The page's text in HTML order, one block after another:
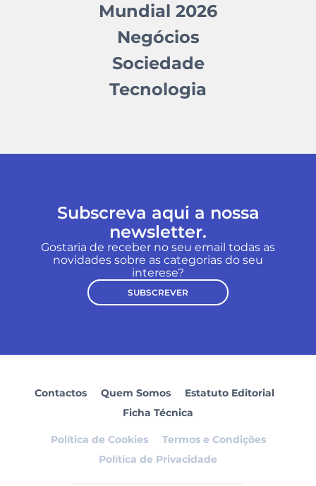
Mundial 2026
Negócios
Sociedade
Tecnologia
Subscreva aqui a nossa
newsletter.
Gostaria de receber no seu email todas as
novidades sobre as categorias do seu
interese?
SUBSCREVER
Contactos Quem Somos
Estatuto Editorial
Ficha Técnica
Política de Cookies
Termos e Condições
Política de Privacidade